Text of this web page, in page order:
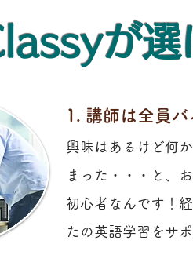
が選
1. 講師は全員バ
興味はあるけど何
まった・・・と、
初心者なんです！
たの英語学習をサ